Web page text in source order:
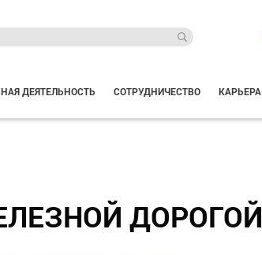
ДЕЯТЕЛЬНОСТЬ СОТРУДНИЧЕСТВО КАРЬЕРА
ДОРОГОЙ